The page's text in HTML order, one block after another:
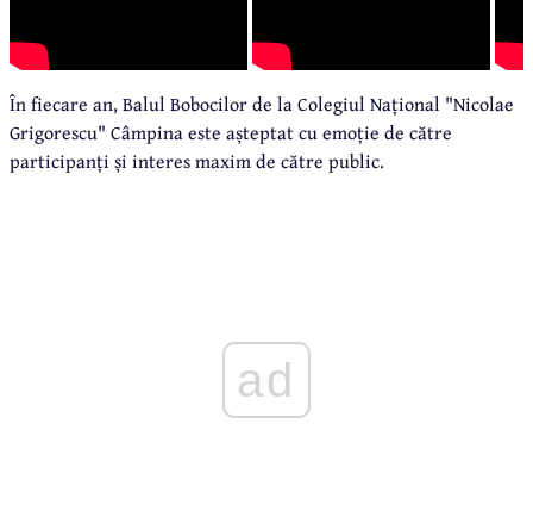
În fiecare an, Balul Bobocilor de la Colegiul Național "Nicolae
Grigorescu" Câmpina este așteptat cu emoție de către
participanți și interes maxim de către public.
ad